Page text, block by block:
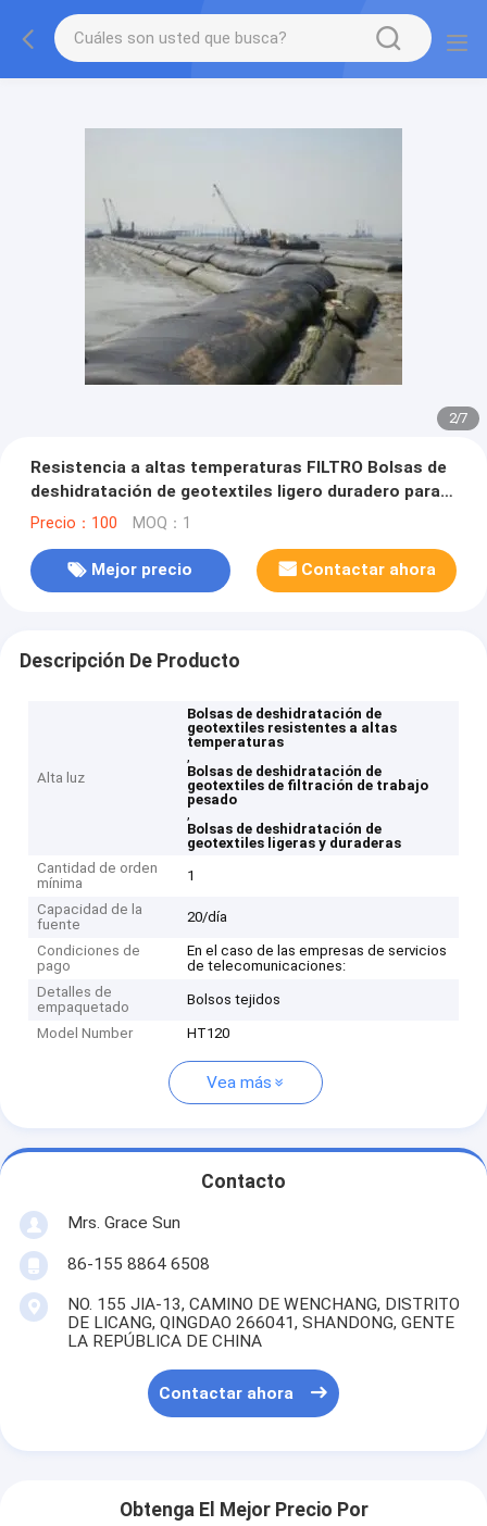
2/7
Resistencia a altas temperaturas FILTRO Bolsas de
deshidratación de geotextiles ligero duradero para
soluciones de filtración de trabajo pesado
Precio：100 MOQ：1
Mejor precio Contactar ahora
Descripción De Producto
Alta luz
Bolsas de deshidratación de
geotextiles resistentes a altas
temperaturas
,
Bolsas de deshidratación de
geotextiles de filtración de trabajo
pesado
,
Bolsas de deshidratación de
geotextiles ligeras y duraderas
Cantidad de orden
mínima
1
Capacidad de la
fuente
20/día
Condiciones de
pago
En el caso de las empresas de servicios
de telecomunicaciones:
Detalles de
empaquetado
Bolsos tejidos
Model Number HT120
Vea más
Contacto
Mrs. Grace Sun
86-155 8864 6508
NO. 155 JIA-13, CAMINO DE WENCHANG, DISTRITO
DE LICANG, QINGDAO 266041, SHANDONG, GENTE
LA REPÚBLICA DE CHINA
Contactar ahora
Obtenga El Mejor Precio Por